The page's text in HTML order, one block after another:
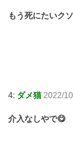
もう死にたいク
4: ダメ猫 2022/
介入なしやで😋